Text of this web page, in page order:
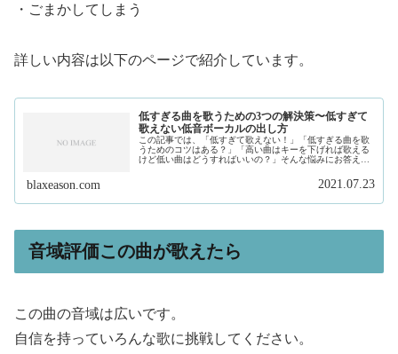
・ごまかしてしまう
詳しい内容は以下のページで紹介しています。
低すぎる曲を歌うための3つの解決策〜低すぎて
歌えない低音ボーカルの出し方
この記事では、「低すぎて歌えない！」「低すぎる曲を歌
うためのコツはある？」「高い曲はキーを下げれば歌える
けど低い曲はどうすればいいの？」そんな悩みにお答えし
blaxeason.com 2021.07.23
音域評価この曲が歌えたら
この曲の音域は広いです。
自信を持っていろんな歌に挑戦してください。